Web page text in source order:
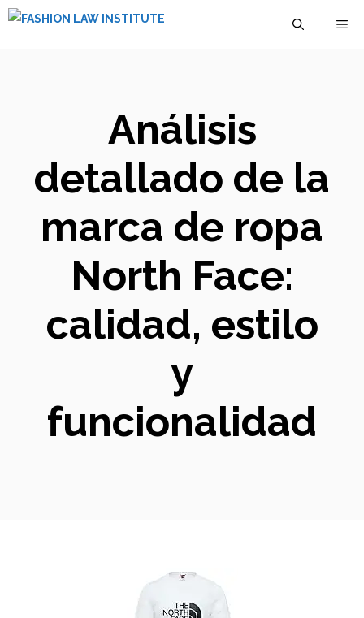
Saltar
Análisis
detallado de la
marca de ropa
North Face:
calidad, estilo
y
funcionalidad